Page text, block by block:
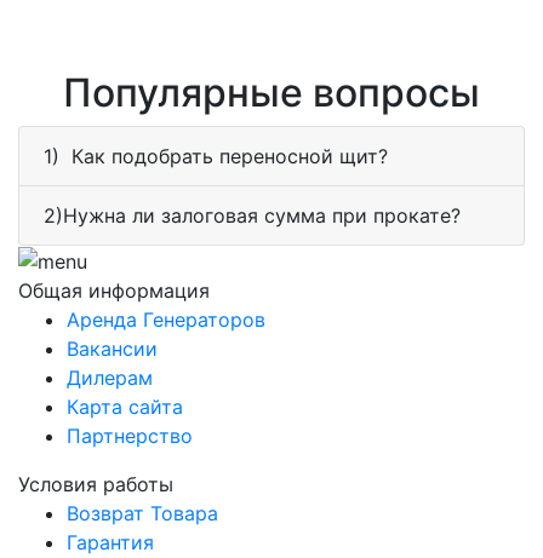
Популярные вопросы
1) Как подобрать переносной щит?
2)Нужна ли залоговая сумма при прокате?
Общая информация
Аренда Генераторов
Вакансии
Дилерам
Карта сайта
Партнерство
Условия работы
Возврат Товара
Гарантия